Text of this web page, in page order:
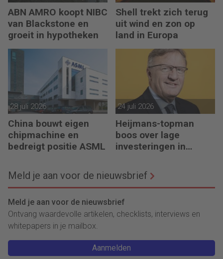
ABN AMRO koopt NIBC
van Blackstone en
groeit in hypotheken
Shell trekt zich terug
uit wind en zon op
land in Europa
28 juli 2026
China bouwt eigen
chipmachine en
bedreigt positie ASML
24 juli 2026
Heijmans-topman
boos over lage
investeringen in
Meld je aan voor de nieuwsbrief
Meld je aan voor de nieuwsbrief
Ontvang waardevolle artikelen, checklists, interviews en
whitepapers in je mailbox.
Aanmelden